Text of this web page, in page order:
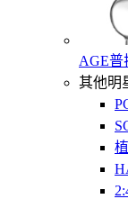
AGE普
其他明